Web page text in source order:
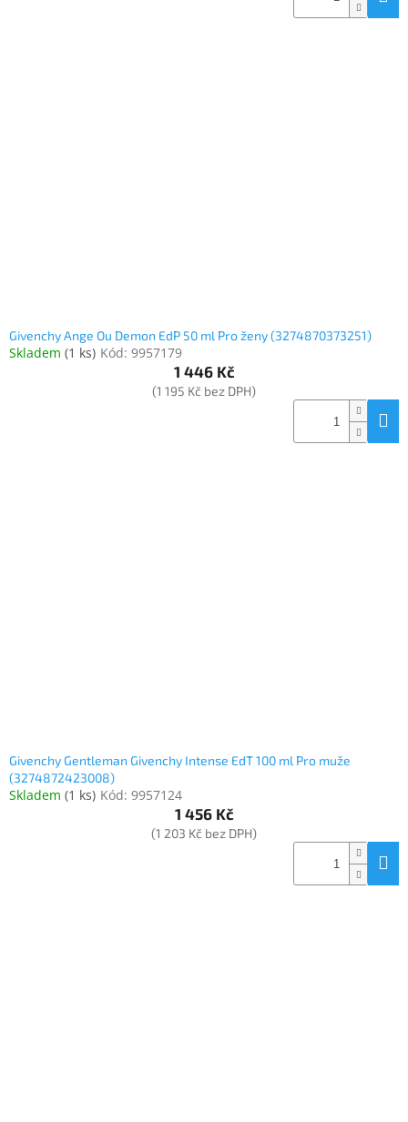
Givenchy Ange Ou Demon EdP 50 ml Pro ženy (3274870373251)
Skladem (1 ks) Kód: 9957179
1 446 Kč
(1 195 Kč bez DPH)
Givenchy Gentleman Givenchy Intense EdT 100 ml Pro muže
(3274872423008)
Skladem (1 ks) Kód: 9957124
1 456 Kč
(1 203 Kč bez DPH)